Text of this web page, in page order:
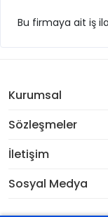
Bu firmaya ait iş
Kurumsal
Sözleşmeler
İletişim
Sosyal Medya